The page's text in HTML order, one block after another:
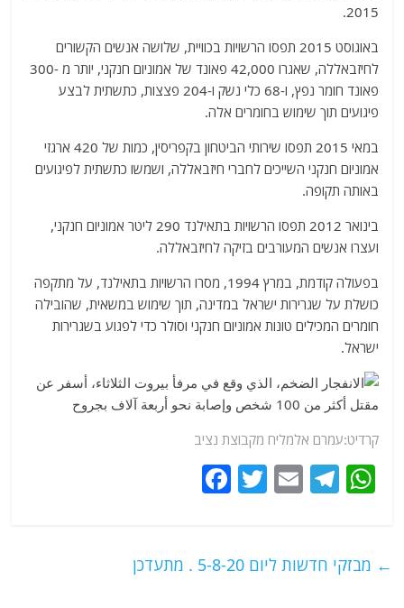
2015.
באוגוסט 2015 תפסו הרשויות בכוויית, שלושה אנשים הקשורים
לחיזבאללה, שאגרו 42,000 פאונד של אמוניום חנקני, יותר מ -300
פאונד חומר נפץ, ו-68 כלי נשק ו-204 פצצות, כתשתית לבצע
פיגועים תוך שימוש בחומרים אלה.
במאי 2015 תפסו שירותי הביטחון בקפריסין, כמות של 420 ארגזי
אמוניום חנקני השייכים לחברי חיזבאללה, ושמשו כתשתית לפיגועים
באותה תקופה.
בינואר 2012 תפסו הרשויות בתאילנד 290 ליטר אמוניום חנקני,
ועצרו אנשים המעורבים בזיקה לחיזבאללה.
בפעולה קודמת, במרץ 1994, מסרו הרשויות בתאילנד, על מתקפה
כושלת על שגרירות ישראל במדינה, תוך שימוש במשאית, שהובילה
חומרים המכילים טונות אמוניום חנקני וסולר כדי לפגוע בשגרירות
ישראל.
קרדיט:עמרם אלמליח מקבוצת נציב
W
s
T
g
E
l
T
er
e ← מבזקי חדשות ליום 5-8-20 . מתעדכן